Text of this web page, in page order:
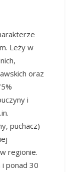
Leży w
oraz
i
puchacz)
regionie.
ponad 30